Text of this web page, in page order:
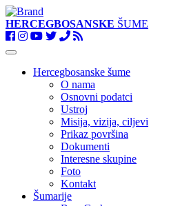
HERCEGBOSANSKE ŠUME
Toggle
navigationHercegbosanske šume
O nama
Osnovni podatci
Ustroj
Misija, vizija, ciljevi
Prikaz površina
Dokumenti
Interesne skupine
Foto
Kontakt
Šumarije